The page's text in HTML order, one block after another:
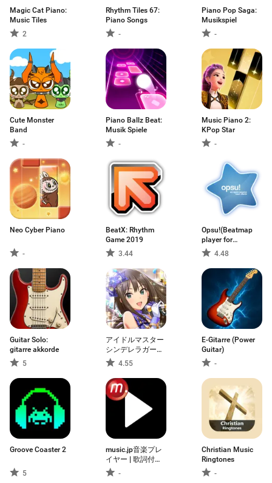
Magic Cat Piano:
Music Tiles
2
Rhythm Tiles 67:
Piano Songs
-
Piano Pop Saga:
Musikspiel
-
Cute Monster
Band
-
Piano Ballz Beat:
Musik Spiele
-
Music Piano 2:
KPop Star
-
Neo Cyber Piano
-
BeatX: Rhythm
Game 2019
3.44
Opsu!(Beatmap
player for
Android)
4.48
Guitar Solo:
gitarre akkorde
5
アイドルマスター
シンデレラガール
ズ スターライトス
テージ
4.55
E-Gitarre (Power
Guitar)
-
Groove Coaster 2
5
music.jp音楽プレ
イヤー | 歌詞付
き・ハイレゾ対応
-
Christian Music
Ringtones
-